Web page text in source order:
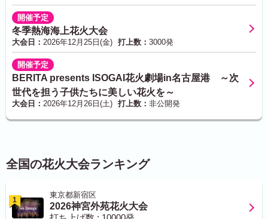
開催予定
冬季熱海海上花火大会
大会日： 2026年12月25日(金) 打上数： 3000発
開催予定
BERITA presents ISOGAI花火劇場in名古屋港 ～次
世代を担う子供たちに美しい花火を～
大会日： 2026年12月26日(土) 打上数： 非公開発
全国の花火大会ランキング
1
東京都新宿区
2026神宮外苑花火大会